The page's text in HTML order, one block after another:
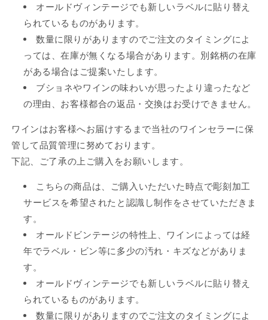
ま
せ
ん
ま
せ
ん
オールドヴィンテージでも新しいラベルに貼り替え
られているものがあります。
数量に限りがありますのでご注文のタイミングによ
っては、在庫が無くなる場合があります。別銘柄の在庫
がある場合はご提案いたします。
ブショネやワインの味わいが思ったより違ったなど
の理由、お客様都合の返品・交換はお受けできません。
ワインはお客様へお届けするまで当社のワインセラーに保
管して品質管理に努めております。
下記、ご了承の上ご購入をお願いします。
こちらの商品は、ご購入いただいた時点で彫刻加工
サービスを希望されたと認識し制作をさせていただきま
す。
オールドビンテージの特性上、ワインによっては経
年でラベル・ビン等に多少の汚れ・キズなどがありま
す。
オールドヴィンテージでも新しいラベルに貼り替え
られているものがあります。
数量に限りがありますのでご注文のタイミングによ